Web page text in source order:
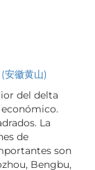
del delta
La
de
son
Bengbu,